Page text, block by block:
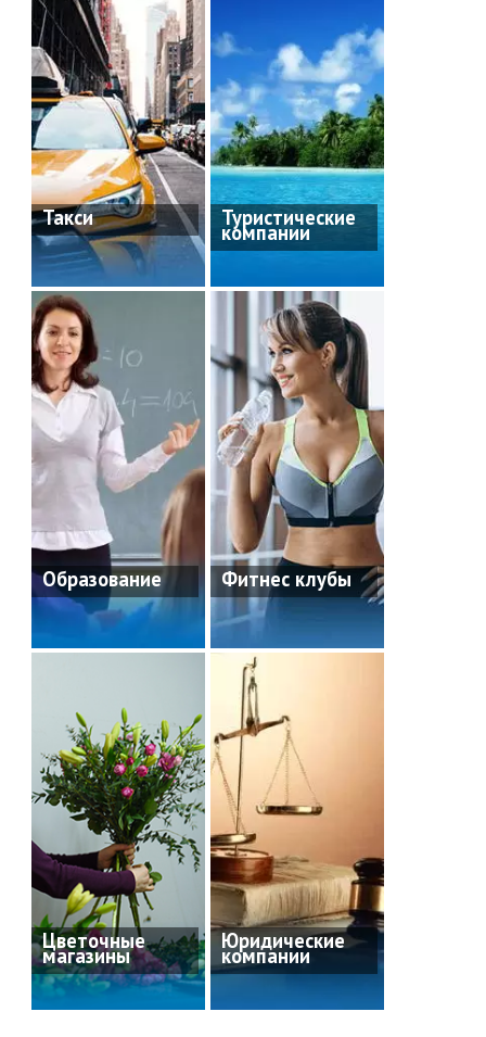
Такси Туристические
компании
Образование Фитнес клубы
Цветочные
магазины
Юридические
компании